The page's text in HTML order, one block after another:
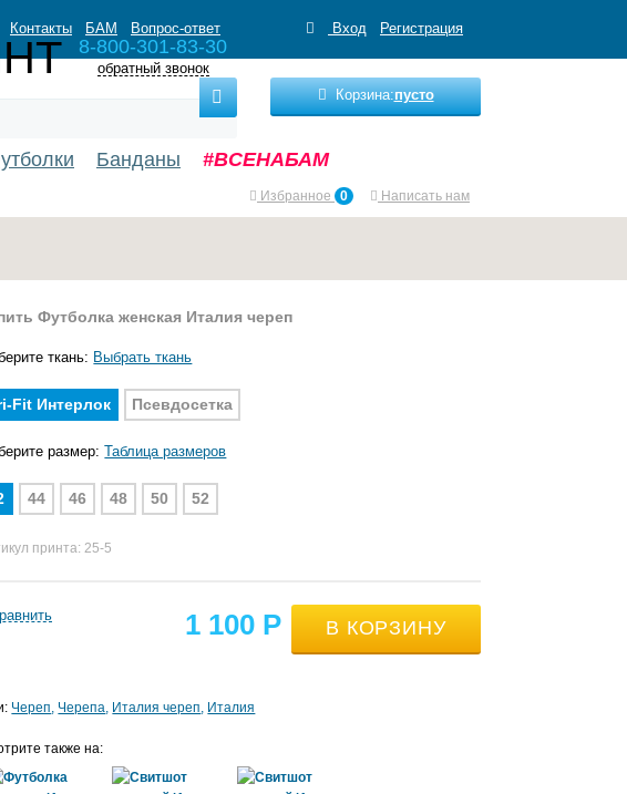
Контакты БАМ Вопрос-ответ Вход Регистрация
8-800-301-83-30
обратный звонок
Корзина:пусто
Банданы #ВСЕНАБАМ
Избранное 0 Написать нам
Футболка женская Италия череп
ткань: Выбрать ткань
Fit Интерлок Псевдосетка
размер:Таблица размеров
44 46 48 50 52
принта: 25-5
1 100 Р
Череп Черепа Италия череп Италия
также на: